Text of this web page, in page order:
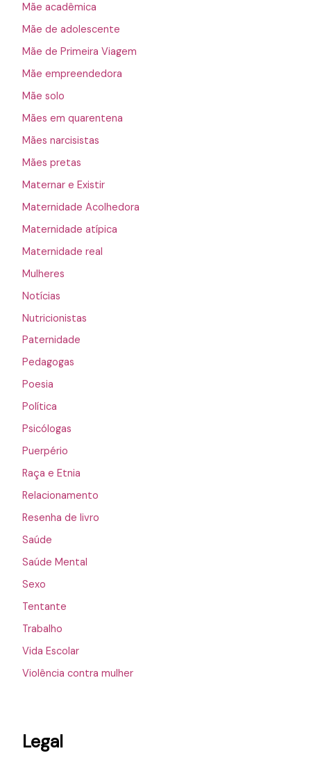
Mãe acadêmica
Mãe de adolescente
Mãe de Primeira Viagem
Mãe empreendedora
Mãe solo
Mães em quarentena
Mães narcisistas
Mães pretas
Maternar e Existir
Maternidade Acolhedora
Maternidade atípica
Maternidade real
Mulheres
Notícias
Nutricionistas
Paternidade
Pedagogas
Poesia
Política
Psicólogas
Puerpério
Raça e Etnia
Relacionamento
Resenha de livro
Saúde
Saúde Mental
Sexo
Tentante
Trabalho
Vida Escolar
Violência contra mulher
Legal